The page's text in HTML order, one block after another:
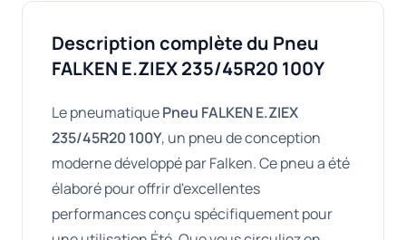
Description complète du Pneu
FALKEN E.ZIEX 235/45R20 100Y
Le pneumatiquePneu FALKEN E.ZIEX
235/45R20 100Y, un pneu de conception
moderne développé par Falken. Ce pneu a été
élaboré pour offrir d'excellentes
performances conçu spécifiquement pour